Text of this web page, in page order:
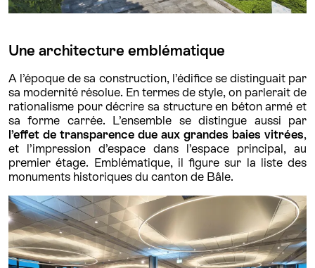
Une architecture emblématique
A l’époque de sa construction, l’édifice se distinguait par
sa modernité résolue. En termes de style, on parlerait de
rationalisme pour décrire sa structure en béton armé et
sa forme carrée. L’ensemble se distingue aussi par
l’effet de transparence due aux grandes baies vitrées,
et l’impression d’espace dans l’espace principal, au
premier étage. Emblématique, il figure sur la liste des
monuments historiques du canton de Bâle.